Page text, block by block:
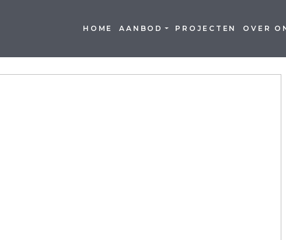
HOME AANBOD PROJECTEN OVER